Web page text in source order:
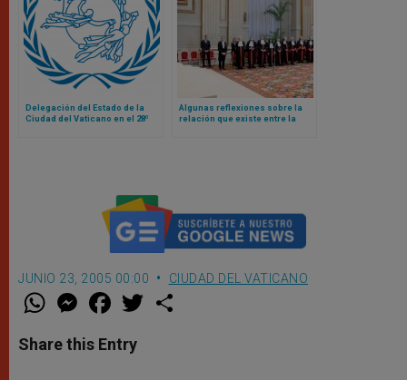
Delegación del Estado de la
Ciudad del Vaticano en el 28º
Algunas reflexiones sobre la
relación que existe entre la
JUNIO 23, 2005 00:00 CIUDAD DEL VATICANO
W
t
s
M
e
s
e
F
a
e
b
w
Share this Entry